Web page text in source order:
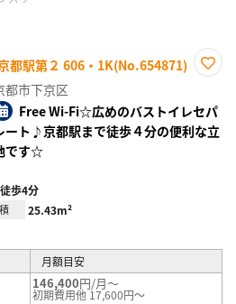
都駅第２ 606・1K(No.654871)
り登
録
都市下京区
Free Wi-Fi☆広めのバストイレセパ
ート♪京都駅まで徒歩４分の便利な立
です☆
歩4分
25.43m²
月額目安
146,400円/月～
初期費用他 17,600円～